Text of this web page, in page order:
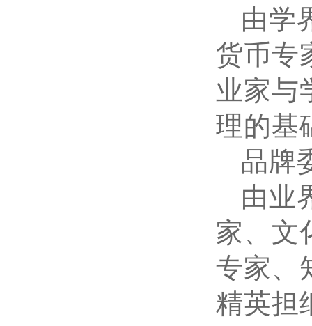
由学
货币专
业家与
理的基
品牌
由业
家、文
专家、
精英担